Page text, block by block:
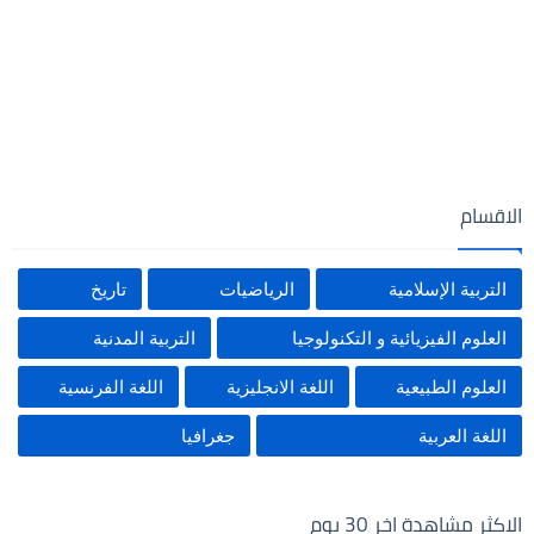
الاقسام
التربية الإسلامية الرياضيات تاريخ
العلوم الفيزيائية و التكنولوجيا التربية المدنية
العلوم الطبيعية اللغة الانجليزية اللغة الفرنسية
اللغة العربية جغرافيا
الاكثر مشاهدة اخر 30 يوم